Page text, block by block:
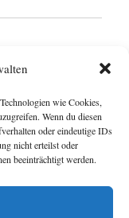
wie Cookies,
Wenn du diesen
oder eindeutige IDs
nicht erteilst oder
beeinträchtigt werden.